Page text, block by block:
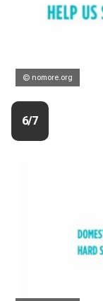
© nomore.org
6/7